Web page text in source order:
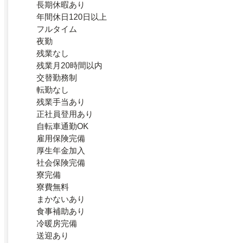
長期休暇あり
年間休日120日以上
フルタイム
夜勤
残業なし
残業月20時間以内
交替勤務制
転勤なし
残業手当あり
正社員登用あり
自転車通勤OK
雇用保険完備
厚生年金加入
社会保険完備
寮完備
寮費無料
まかないあり
食事補助あり
冷暖房完備
送迎あり